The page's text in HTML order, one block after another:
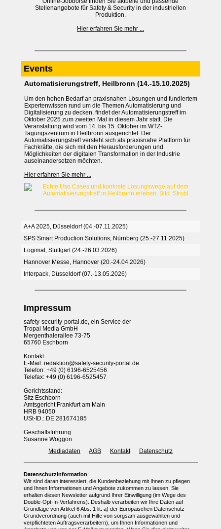
Stellenangebote für Safety & Security in der industriellen
Produktion.
Hier erfahren Sie mehr ...
Events
Automatisierungstreff, Heilbronn (14.-15.10.2025)
Um den hohen Bedarf an praxisnahen Lösungen und fundiertem
Expertenwissen rund um die Themen Automatisierung und
Digitalisierung zu decken, findet der Automatisierungstreff im
Oktober 2025 zum zweiten Mal in diesem Jahr statt. Die
Veranstaltung wird vom 14. bis 15. Oktober im WTZ-
Tagungszentrum in Heilbronn ausgerichtet. Der
Automatisierungstreff versteht sich als praxisnahe Plattform für
Fachkräfte, die sich mit den Herausforderungen und
Möglichkeiten der digitalen Transformation in der Industrie
auseinandersetzen möchten.
Hier erfahren Sie mehr ...
A+A 2025, Düsseldorf (04.-07.11.2025)
SPS Smart Production Solutions, Nürnberg (25.-27.11.2025)
Logimat, Stuttgart (24.-26.03.2026)
Hannover Messe, Hannover (20.-24.04.2026)
Interpack, Düsseldorf (07.-13.05.2026)
Impressum
safety-security-portal.de, ein Service der
Tropal Media GmbH
Mergenthalerallee 73-75
65760 Eschborn
Kontakt:
E-Mail: redaktion@safety-security-portal.de
Telefon: +49 (0) 6196-6525456
Telefax: +49 (0) 6196-6525457
Gerichtsstand:
Sitz Eschborn
Amtsgericht Frankfurt am Main
HRB 94050
USt-ID.: DE 281674185
Geschäftsführung:
Susanne Woggon
Mediadaten
AGB Kontakt Datenschutz
Datenschutzinformation:
Wir sind daran interessiert, die Kundenbeziehung mit Ihnen zu pflegen
und Ihnen Informationen und Angebote zukommen zu lassen. Sie
erhalten diesen Newsletter aufgrund Ihrer Einwilligung (im Wege des
Double-Opt-In-Verfahrens). Deshalb verarbeiten wir Ihre Daten auf
Grundlage von Artikel 6 Abs. 1 lit. a) der Europäischen Datenschutz-
Grundverordnung (auch mit Hilfe von sorgsam ausgewählten und
verpflichteten Auftragsverarbeitern), um Ihnen Informationen und